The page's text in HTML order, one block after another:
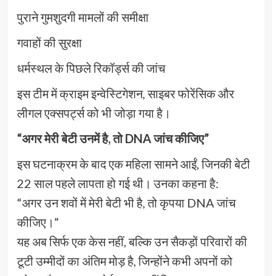
पुराने गुमशुदगी मामलों की समीक्षा
गवाहों की सुरक्षा
धर्मस्थल के पिछले रिकॉर्ड्स की जांच
इस टीम में क्राइम इन्वेस्टिगेशन, साइबर फोरेंसिक और
लीगल एक्सपर्ट्स को भी जोड़ा गया है।
“अगर मेरी बेटी उनमें है, तो DNA जांच कीजिए”
इस घटनाक्रम के बाद एक महिला सामने आईं, जिनकी बेटी
22 साल पहले लापता हो गई थी। उनका कहना है:
“अगर उन शवों में मेरी बेटी भी है, तो कृपया DNA जांच
कीजिए।”
यह अब सिर्फ एक केस नहीं, बल्कि उन सैकड़ों परिवारों की
टूटी उम्मीदों का अंतिम मोड़ है, जिन्होंने कभी अपनों को